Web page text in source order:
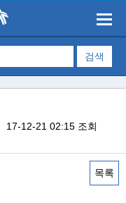
17-12-21 02:15 조회
목록